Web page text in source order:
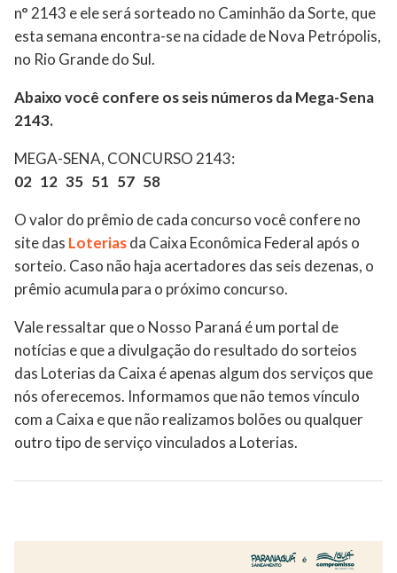
n° 2143 e ele será sorteado no Caminhão da Sorte, que
esta semana encontra-se na cidade de Nova Petrópolis,
no Rio Grande do Sul.
Abaixo você confere os seis números da Mega-Sena
2143.
MEGA-SENA, CONCURSO 2143:
02 12 35 51 57 58
O valor do prêmio de cada concurso você confere no
site das Loteriasda Caixa Econômica Federal após o
sorteio. Caso não haja acertadores das seis dezenas, o
prêmio acumula para o próximo concurso.
Vale ressaltar que o Nosso Paraná é um portal de
notícias e que a divulgação do resultado do sorteios
das Loterias da Caixa é apenas algum dos serviços que
nós oferecemos. Informamos que não temos vínculo
com a Caixa e que não realizamos bolões ou qualquer
outro tipo de serviço vinculados a Loterias.